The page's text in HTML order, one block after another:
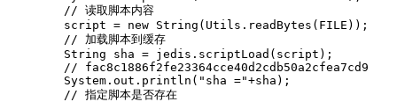
        // 读取脚本内容
        script = new String(Utils.readBytes(FILE));
        // 加载脚本到缓存
        String sha = jedis.scriptLoad(script);
        // fac8c1886f2fe23364cce40d2cdb50a2cfea7cd9
        System.out.println("sha ="+sha);
        // 指定脚本是否存在